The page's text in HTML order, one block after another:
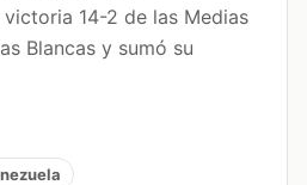
14-2 de las Medias
Blancas y sumó su